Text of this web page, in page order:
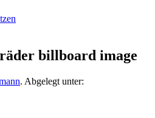
billboard image
. Abgelegt unter: